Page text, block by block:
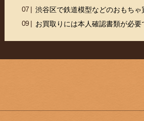
渋谷区で鉄道模型などのおもち
お買取りには本人確認書類が必要